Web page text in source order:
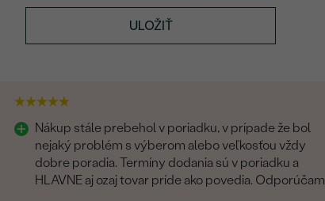
ULOŽIŤ
Nákup stále prebehol v poriadku, v prípade že bol
nejaký problém s výberom alebo veľkosťou vždy
dobre poradia. Termíny dodania sú v poriadku a
HLAVNE aj ozaj tovar príde ako povedia. Odporúčam